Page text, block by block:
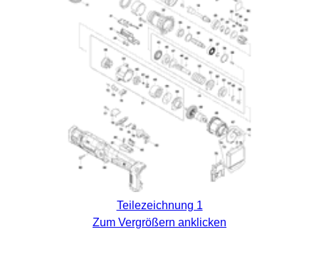
Teilezeichnung 1
Zum Vergrößern anklicken